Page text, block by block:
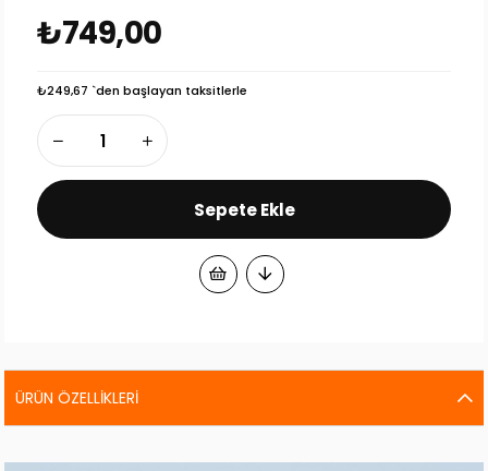
₺749,00
₺249,67 `den başlayan taksitlerle
ÜRÜN ÖZELLIKLERI